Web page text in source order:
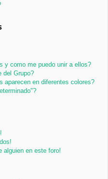
y como me puedo unir a ellos?
del Grupo?
aparecen en diferentes colores?
alguien en este foro!